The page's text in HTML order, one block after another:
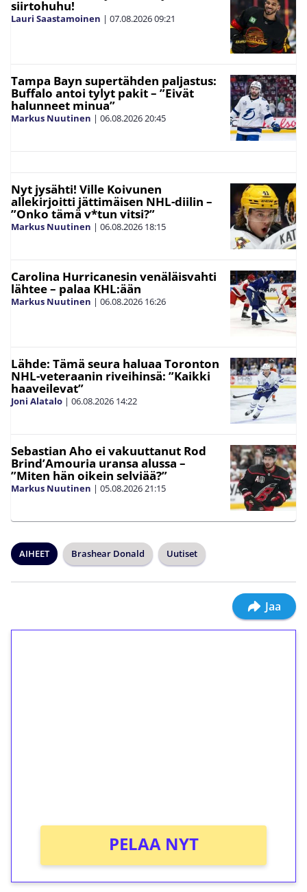
siirtohuhu!
Lauri Saastamoinen | 07.08.202609:21
Tampa Bayn supertähden paljastus:
Buffalo antoi tylyt pakit – ”Eivät
halunneet minua”
Markus Nuutinen | 06.08.202620:45
Nyt jysähti! Ville Koivunen
allekirjoitti jättimäisen NHL-diilin –
”Onko tämä v*tun vitsi?”
Markus Nuutinen | 06.08.2026 18:15
Carolina Hurricanesin venäläisvahti
lähtee – palaa KHL:ään
Markus Nuutinen | 06.08.2026 16:26
Lähde: Tämä seura haluaa Toronton
NHL-veteraanin riveihinsä: ”Kaikki
haaveilevat”
Joni Alatalo | 06.08.2026 14:22
Sebastian Aho ei vakuuttanut Rod
Brind’Amouria uransa alussa –
”Miten hän oikein selviää?”
Markus Nuutinen | 05.08.202621:15
AIHEET Brashear Donald Uutiset
Jaa
PELAA NYT